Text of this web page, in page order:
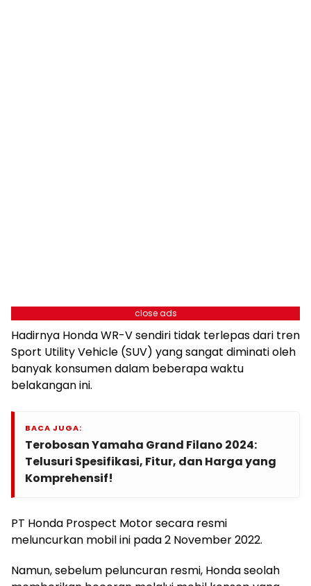
close ads
Hadirnya Honda WR-V sendiri tidak terlepas dari tren
Sport Utility Vehicle (SUV) yang sangat diminati oleh
banyak konsumen dalam beberapa waktu
belakangan ini.
BACA JUGA:
Terobosan Yamaha Grand Filano 2024:
Telusuri Spesifikasi, Fitur, dan Harga yang
Komprehensif!
PT Honda Prospect Motor secara resmi
meluncurkan mobil ini pada 2 November 2022.
Namun, sebelum peluncuran resmi, Honda seolah